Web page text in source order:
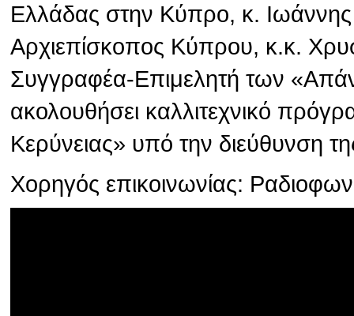
Ελλάδας στην Κύπρο, κ.
Αρχιεπίσκοπος Κύπρου, κ.κ.
Συγγραφέα-Επιμελητή των
ακολουθήσει καλλιτεχνικό
Κερύνειας» υπό την διεύθυνση
Χορηγός επικοινωνίας: